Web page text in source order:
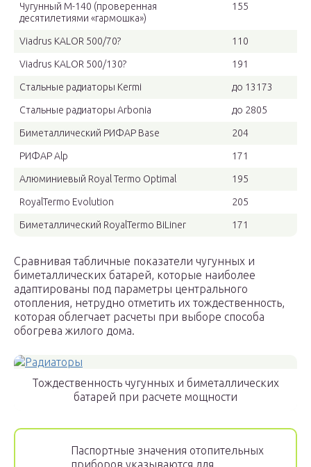
Чугунный М-140 (проверенная
десятилетиями «гармошка»)
155
Viadrus KALOR 500/70? 110
Viadrus KALOR 500/130? 191
Стальные радиаторы Kermi до 13173
Стальные радиаторы Arbonia до 2805
Биметаллический РИФАР Base 204
РИФАР Alp 171
Алюминиевый Royal Termo Optimal 195
RoyalTermo Evolution 205
Биметаллический RoyalTermo BiLiner 171
Сравнивая табличные показатели чугунных и
биметаллических батарей, которые наиболее
адаптированы под параметры центрального
отопления, нетрудно отметить их тождественность,
которая облегчает расчеты при выборе способа
обогрева жилого дома.
Тождественность чугунных и биметаллических
батарей при расчете мощности
Паспортные значения отопительных
приборов указываются для